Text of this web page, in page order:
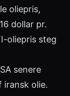
oliepris,
dollar pr.
oliepris steg
senere
iransk olie.